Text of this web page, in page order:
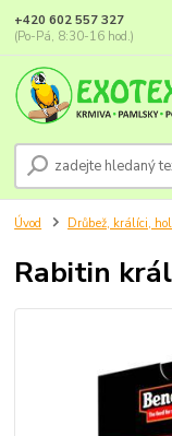
+420 602 557 327
(Po-Pá, 8:30-16 hod.)
Úvod Drůbež, králíci,
Rabitin